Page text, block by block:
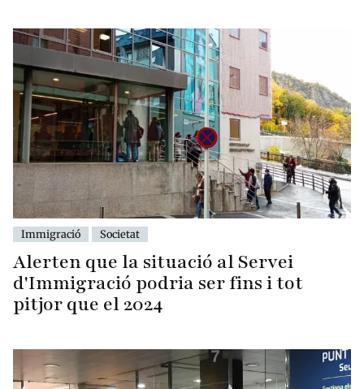
Immigració Societat
Alerten que la situació al Servei
d'Immigració podria ser fins i tot
pitjor que el 2024